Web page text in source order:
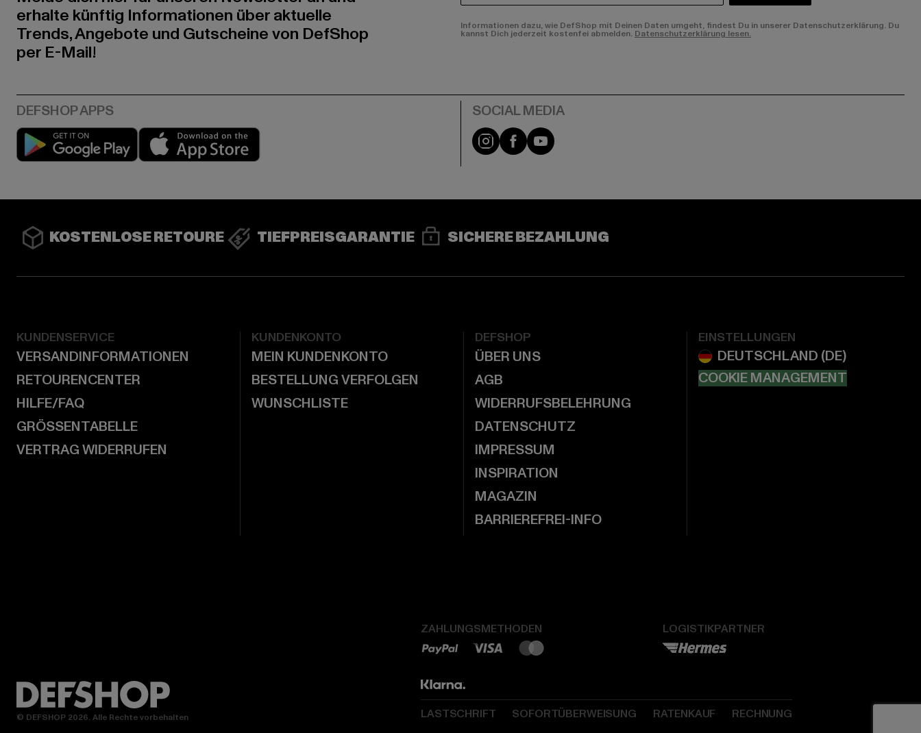
erhalte künftig Informationen über aktuelle
Trends, Angebote und Gutscheine von DefShop
per E-Mail!
Informationen dazu, wie DefShop mit Deinen Daten umgeht, findest Du in unserer Datenschutzerklärung. Du
kannst Dich jederzeit kostenfei abmelden. Datenschutzerklärung lesen.
Play market Instagram
FacebookYouTube
KOSTENLOSE RETOURE TIEFPREISGARANTIE SICHERE BEZAHLUNG
KUNDENSERVICE
VERSANDINFORMATIONEN
RETOURENCENTER
HILFE/FAQ
GRÖSSENTABELLE
VERTRAG WIDERRUFEN
KUNDENKONTO
MEIN KUNDENKONTO
BESTELLUNG VERFOLGEN
WUNSCHLISTE
DEFSHOP
ÜBER UNS
AGB
WIDERRUFSBELEHRUNG
DATENSCHUTZ
IMPRESSUM
INSPIRATION
MAGAZIN
BARRIEREFREI-INFO
EINSTELLUNGEN
COOKIE MANAGEMENT
ZAHLUNGSMETHODEN LOGISTIKPARTNER
LASTSCHRIFT SOFORTÜBERWEISUNG RATENKAUF RECHNUNG
© DEFSHOP 2026. Alle Rechte vorbehalten